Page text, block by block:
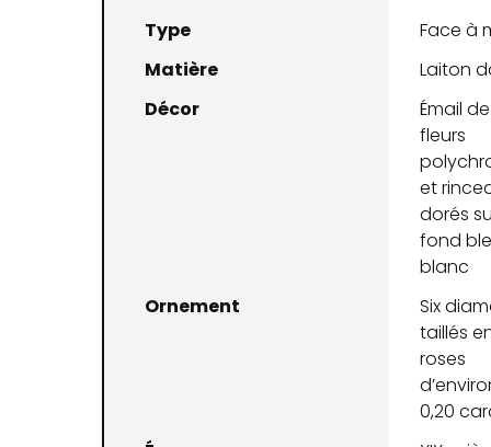
Type
Face à
Matière
Laiton
Décor
Émail de
fleurs
et
dorés
fond
blanc
Ornement
Six
taillés
roses
0,20